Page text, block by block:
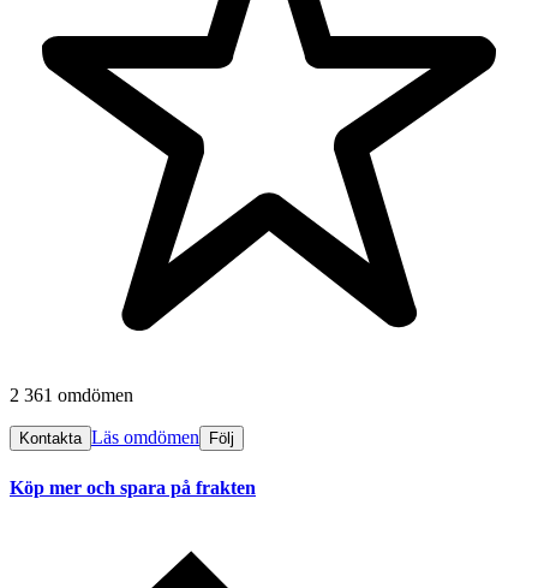
2 361 omdömen
Kontakta Läs omdömen Följ
Köp mer och spara på frakten